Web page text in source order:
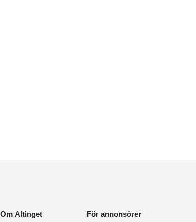
Om Altinget För annonsörer